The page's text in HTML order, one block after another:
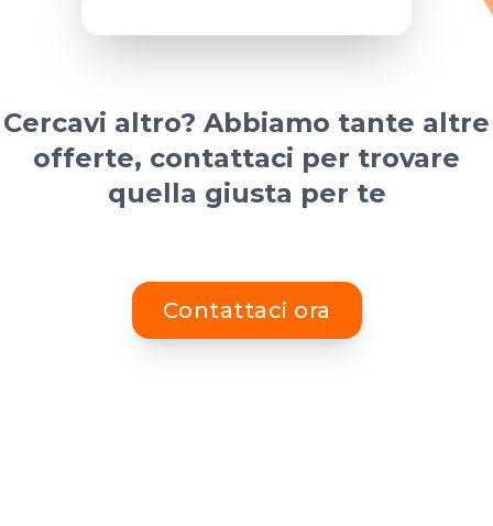
Cercavi altro? Abbiamo tante altre
offerte, contattaci per trovare
quella giusta per te
Contattaci ora